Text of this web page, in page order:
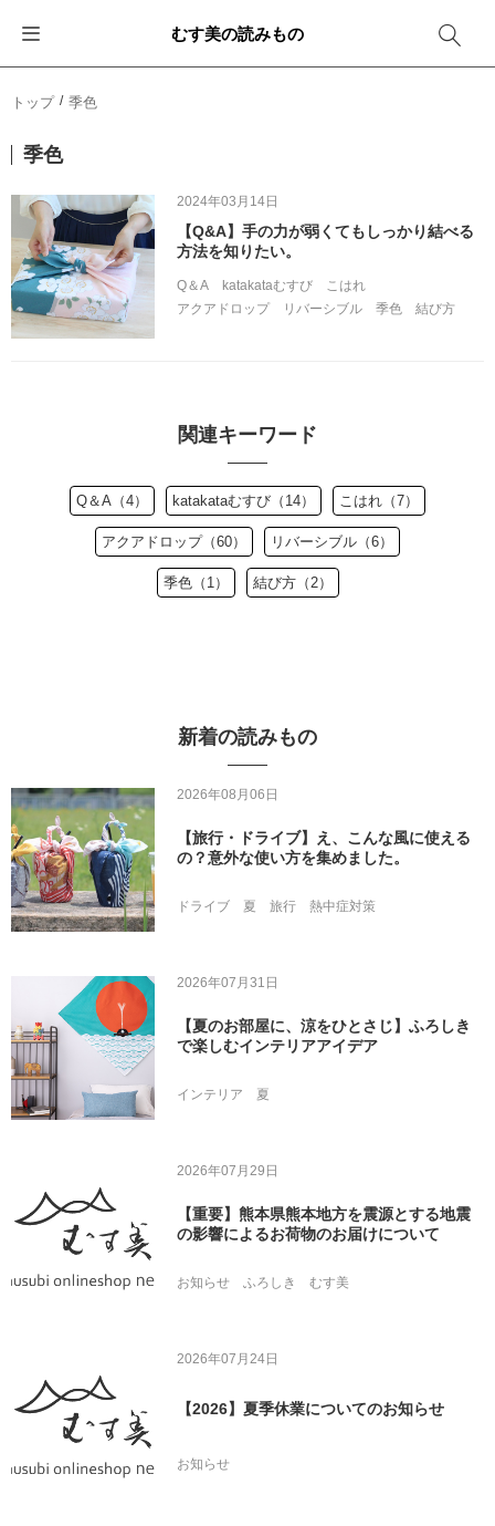
むす美の読みもの
トップ 季色
季色
2024年03月14日
【Q&A】手の力が弱くてもしっかり結べる
方法を知りたい。
Q＆A katakataむすび
こはれ
アクアドロップ
リバーシブル 季色 結び方
関連キーワード
Q＆A（4） katakataむすび（14） こはれ（7）
アクアドロップ（60） リバーシブル（6）
季色（1） 結び方（2）
新着の読みもの
2026年08月06日
【旅行・ドライブ】え、こんな風に使える
の？意外な使い方を集めました。
ドライブ 夏 旅行 熱中症対策
2026年07月31日
【夏のお部屋に、涼をひとさじ】ふろしき
で楽しむインテリアアイデア
インテリア 夏
2026年07月29日
【重要】熊本県熊本地方を震源とする地震
の影響によるお荷物のお届けについて
お知らせ ふろしき むす美
2026年07月24日
【2026】夏季休業についてのお知らせ
お知らせ
イベント・キャンペーン
新商品
メディア情報
その他
エコバッグ
おしゃれコーデバッグ
収納にもなるバッグ
箱を包む
お酒を包む
一番人気「花包み」
簡単「バッグアレンジ」
ファッション
インテリア
アウトドア
雨の日
卒業・入学
退職・異動
結婚
出産